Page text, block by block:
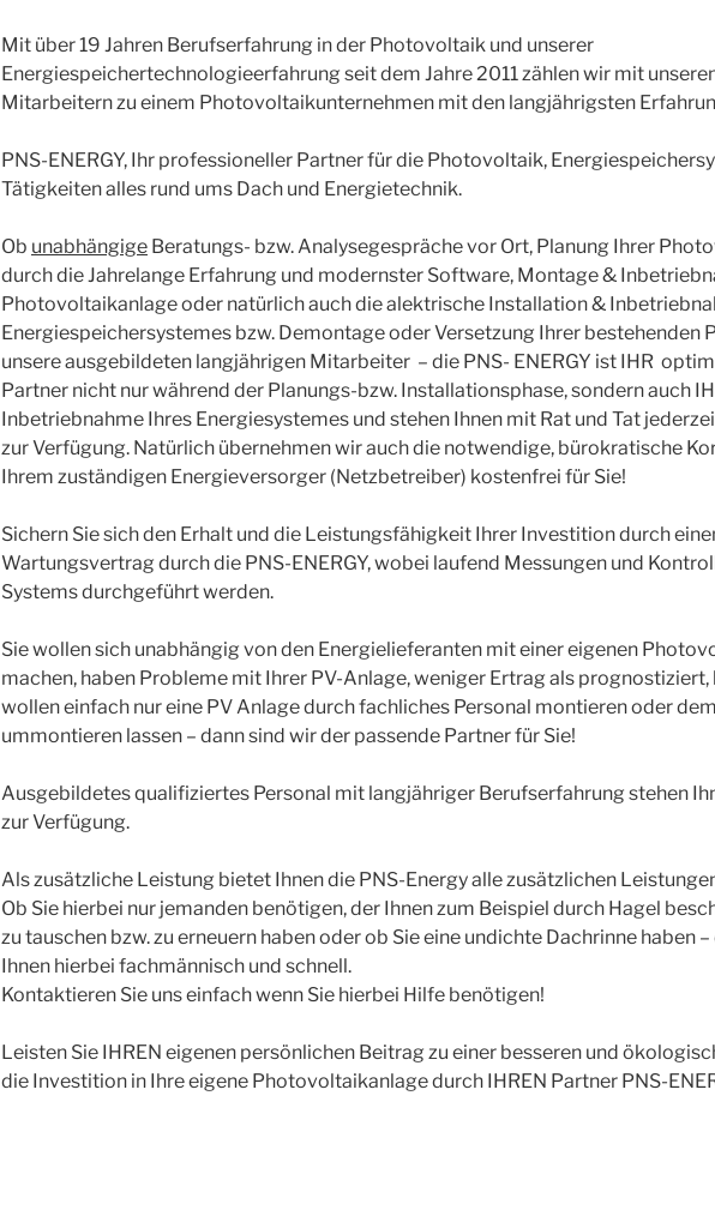
Mit über 19 Jahren Berufserfahrung in der Photovoltaik und unserer
Energiespeichertechnologieerfahrung seit dem Jahre 2011 zählen wir mit
Mitarbeitern zu einem Photovoltaikunternehmen mit den langjährigsten
PNS-ENERGY, Ihr professioneller Partner für die Photovoltaik,
Tätigkeiten alles rund ums Dach und Energietechnik.
Ob unabhängige Beratungs- bzw. Analysegespräche vor Ort, Planung Ihrer
durch die Jahrelange Erfahrung und modernster Software, Montage &
Photovoltaikanlage oder natürlich auch die alektrische Installation &
Energiespeichersystemes bzw. Demontage oder Versetzung Ihrer bestehenden
unsere ausgebildeten langjährigen Mitarbeiter – die PNS- ENERGY ist IHR
Partner nicht nur während der Planungs-bzw. Installationsphase, sondern auch
Inbetriebnahme Ihres Energiesystemes und stehen Ihnen mit Rat und Tat
zur Verfügung. Natürlich übernehmen wir auch die notwendige, bürokratische
Ihrem zuständigen Energieversorger (Netzbetreiber) kostenfrei für Sie!
Sichern Sie sich den Erhalt und die Leistungsfähigkeit Ihrer Investition durch
Wartungsvertrag durch die PNS-ENERGY, wobei laufend Messungen und
Systems durchgeführt werden.
Sie wollen sich unabhängig von den Energielieferanten mit einer eigenen
machen, haben Probleme mit Ihrer PV-Anlage, weniger Ertrag als
wollen einfach nur eine PV Anlage durch fachliches Personal montieren oder
ummontieren lassen – dann sind wir der passende Partner für Sie!
Ausgebildetes qualifiziertes Personal mit langjähriger Berufserfahrung stehen
zur Verfügung.
Als zusätzliche Leistung bietet Ihnen die PNS-Energy alle zusätzlichen
Ob Sie hierbei nur jemanden benötigen, der Ihnen zum Beispiel durch Hagel
zu tauschen bzw. zu erneuern haben oder ob Sie eine undichte Dachrinne haben
Ihnen hierbei fachmännisch und schnell.
Kontaktieren Sie uns einfach wenn Sie hierbei Hilfe benötigen!
Leisten Sie IHREN eigenen persönlichen Beitrag zu einer besseren und
die Investition in Ihre eigene Photovoltaikanlage durch IHREN Partner PNS-